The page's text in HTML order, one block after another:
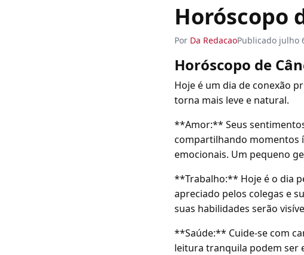
Horóscopo
Por Da RedacaoPublicado julho
Horóscopo de
Hoje é um dia de conexão
torna mais leve e natural.
**Amor:** Seus
compartilhando momentos
emocionais. Um pequeno
**Trabalho:** Hoje é o dia
apreciado pelos colegas e
suas habilidades serão
**Saúde:** Cuide-se com
leitura tranquila podem ser